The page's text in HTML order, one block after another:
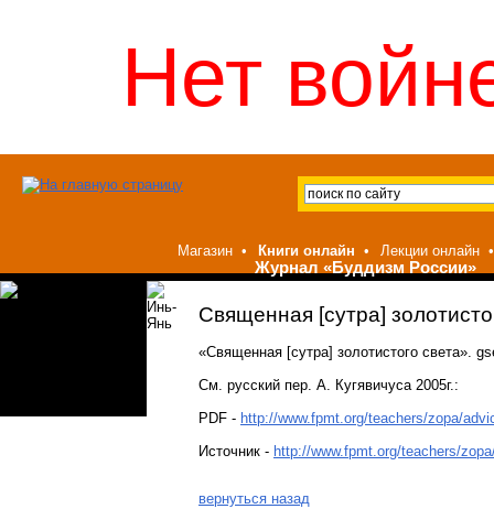
Магазин • Книги онлайн • Лекции онлайн •
Журнал «Буддизм России»
Нет
Священная [сутра]
«Священная [сутра] золотистого света».
См. русский пер. А. Кугявичуса 2005г.:
PDF - http://www.fpmt.org/teachers/zopa/
Источник - http://www.fpmt.org/teachers/
вернуться назад